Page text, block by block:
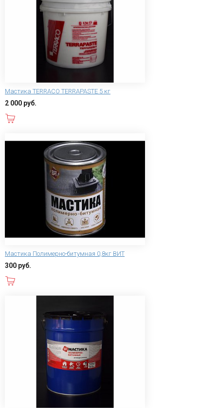
Мастика TERRACO TERRAPASTE 5 кг
2 000 руб.
Мастика Полимерно-битумная 0,8кг ВИТ
300 руб.